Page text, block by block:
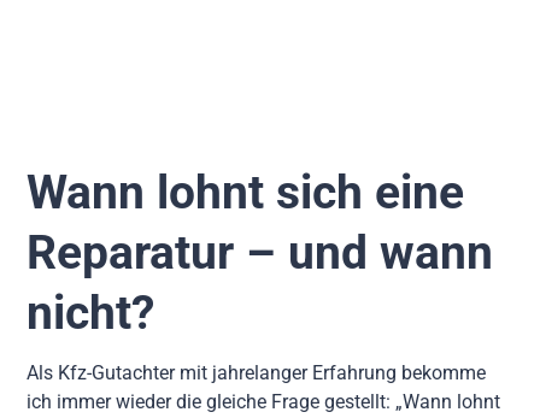
Wann lohnt sich eine
Reparatur – und wann
nicht?
Als Kfz-Gutachter mit jahrelanger Erfahrung bekomme
ich immer wieder die gleiche Frage gestellt: „Wann lohnt